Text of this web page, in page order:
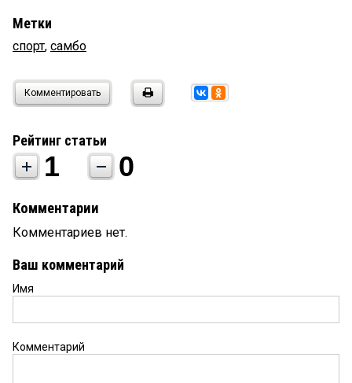
Метки
спорт, самбо
Комментировать
Рейтинг статьи
1 0
Комментарии
Комментариев нет.
Ваш комментарий
Имя
Комментарий